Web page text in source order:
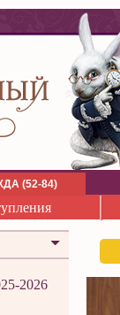
(52-84)
2026